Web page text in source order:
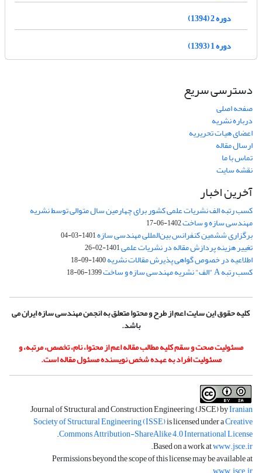
دوره 2 (1394)
دوره 1 (1393)
دسترسی سریع
صفحه اصلی
درباره نشریه
اعضای هیات تحریریه
ارسال مقاله
تماس با ما
نقشه سایت
آخرین اخبار
کسب رتبه الف نشریات علمی کشور برای چهارمین سال متوالی توسط نشریه
مهندسی سازه و ساخت1402-06-17
برگزاری ششمین کنفرانس بین‌المللی مهندسی سازه1401-03-04
تغییر هزینه پردازش مقاله در نشریات علمی1401-02-26
اطلاعیه در خصوص گواهی پذیرش مقالات نشریه1400-09-18
کسب رتبه A "الف" نشریه مهندسی سازه و ساخت 1399-06-18
کلیه حقوق این سایت اعم از طرح و محتوا متعلق به انجمن مهندسی سازه ایران می
باشد.
مسئولیت صحت و سقم کلیه مطالب مقاله اعم از محتوا، نام، تخصص، مرتبه، و
مسئولیت افراد به عهده شخص نویسنده مسئول مقاله است.
Journal of Structural and Construction Engineering (JSCE) byIranian
Society of Structural Engineering (ISSE)is licensed under aCreative
Commons Attribution-ShareAlike 4.0 International License
.
Based on a work atwww.jsce.ir
.
Permissions beyond the scope of this license may be available at